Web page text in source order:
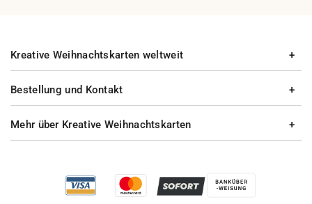
Bestellung und Kontakt
Mehr über Kreative Weihnachtskarten
Kreative Weihnachtskarten weltweit